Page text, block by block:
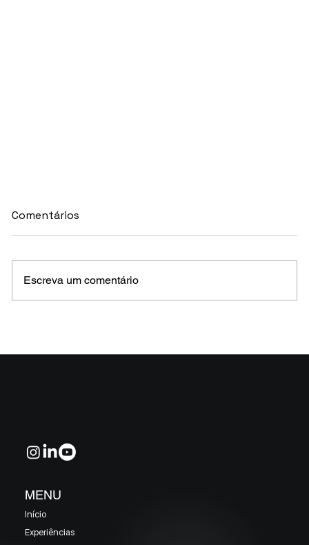
Comentários
Escreva um comentário
Início
Experiências
MENU